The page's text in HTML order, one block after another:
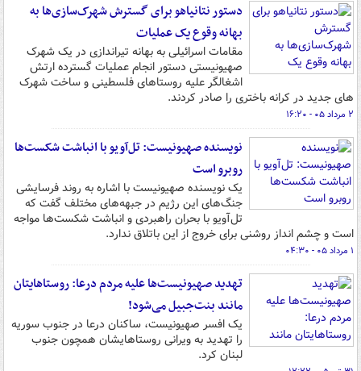
دستور نتانیاهو برای گسترش شهرک‌سازی‌ها به
بهانه وقوع یک عملیات
مقامات اسرائیلی به بهانه تیراندازی در یک شهرک
صهیونیستی دستور انجام عملیات گسترده ارتش
اشغالگر علیه روستاهای فلسطینی و ساخت شهرک
های جدید در کرانه باختری را صادر کردند.
۲ مرداد ۰۵ - ۱۶:۲۰
نویسنده صهیونیست: تل‌آویو با انباشت شکست‌ها
روبرو است
یک نویسنده صهیونیست با اشاره به روند فرسایشی
جنگ‌های این رژیم در جبهه‌های مختلف گفت که
تل‌آویو با بحران راهبردی و انباشت شکست‌ها مواجه
است و چشم انداز روشنی برای خروج از این باتلاق ندارد.
۱ مرداد ۰۵ - ۰۴:۳۰
تهدید صهیونیست‌ها علیه مردم درعا: روستاهایتان
مانند بنت‌جبیل می‌شود!
یک افسر صهیونیست، ساکنان درعا در جنوب سوریه
را تهدید به ویرانی روستاهایشان همچون جنوب
لبنان کرد.